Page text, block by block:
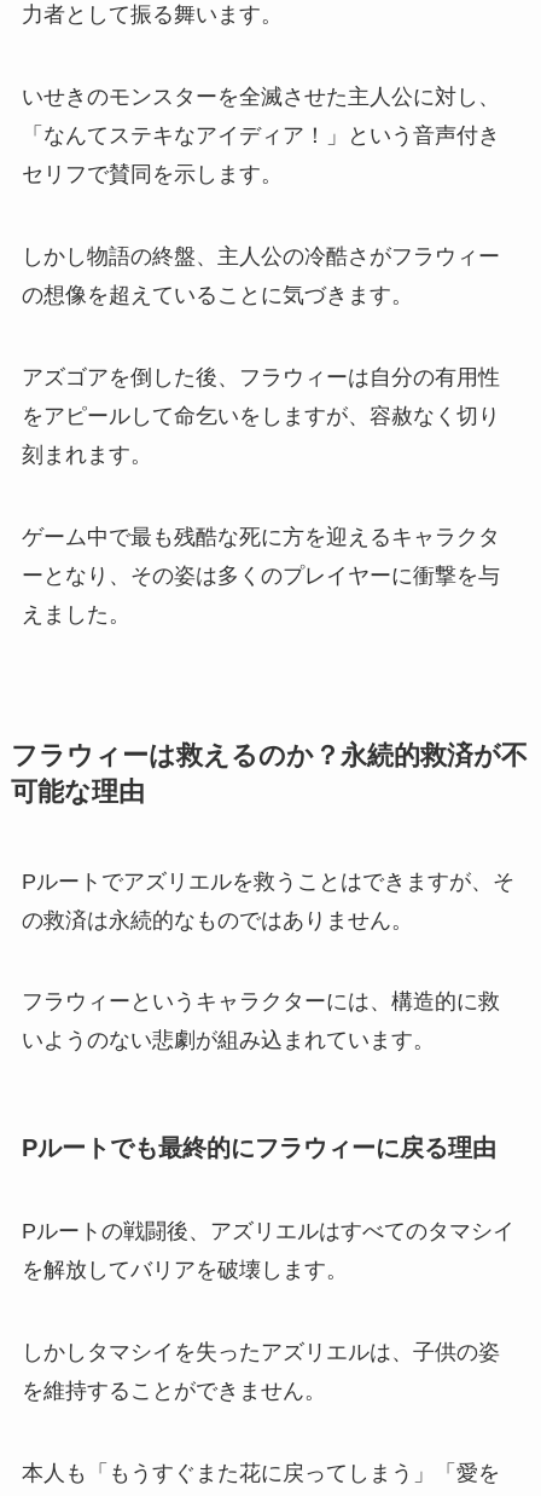
力者として振る舞います。
いせきのモンスターを全滅させた主人公に対し、
「なんてステキなアイディア！」という音声付き
セリフで賛同を示します。
しかし物語の終盤、主人公の冷酷さがフラウィー
の想像を超えていることに気づきます。
アズゴアを倒した後、フラウィーは自分の有用性
をアピールして命乞いをしますが、容赦なく切り
刻まれます。
ゲーム中で最も残酷な死に方を迎えるキャラクタ
ーとなり、その姿は多くのプレイヤーに衝撃を与
えました。
フラウィーは救えるのか？永続的救済が不
可能な理由
Pルートでアズリエルを救うことはできますが、そ
の救済は永続的なものではありません。
フラウィーというキャラクターには、構造的に救
いようのない悲劇が組み込まれています。
Pルートでも最終的にフラウィーに戻る理由
Pルートの戦闘後、アズリエルはすべてのタマシイ
を解放してバリアを破壊します。
しかしタマシイを失ったアズリエルは、子供の姿
を維持することができません。
本人も「もうすぐまた花に戻ってしまう」「愛を